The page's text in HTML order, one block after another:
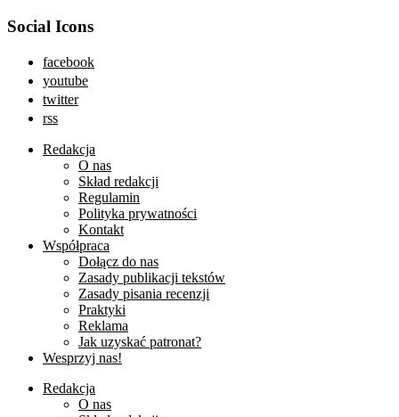
Social Icons
facebook
youtube
twitter
rss
Redakcja
O nas
Skład redakcji
Regulamin
Polityka prywatności
Kontakt
Współpraca
Dołącz do nas
Zasady publikacji tekstów
Zasady pisania recenzji
Praktyki
Reklama
Jak uzyskać patronat?
Wesprzyj nas!
Redakcja
O nas